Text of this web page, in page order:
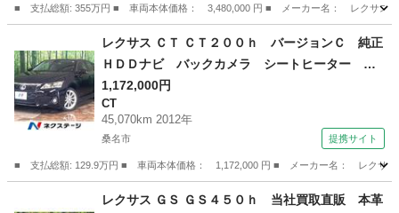
ベンチレーション （検10.3）
■ 支払総額: 355万円 ■ 車両本体価格： 3,480,000 円 ■ メーカー名： レクサ
レクサス
レクサス ＣＴ ＣＴ２００ｈ バージョンＣ 純正
ＨＤＤナビ バックカメラ シートヒーター Ｅ
ＴＣ 禁煙車 クルーズ ＬＥＤヘッドライト
本革巻きステアリング スマートキー パドルシ
フト オートライト 純正１７インチＡＷ （検9.1
1,172,000円
CT
45,070km 2012年
桑名市 提携サイト
■ 支払総額: 129.9万円 ■ 車両本体価格： 1,172,000 円 ■ メーカー名： レク
CT
レクサス ＧＳ ＧＳ４５０ｈ 当社買取直販 本革